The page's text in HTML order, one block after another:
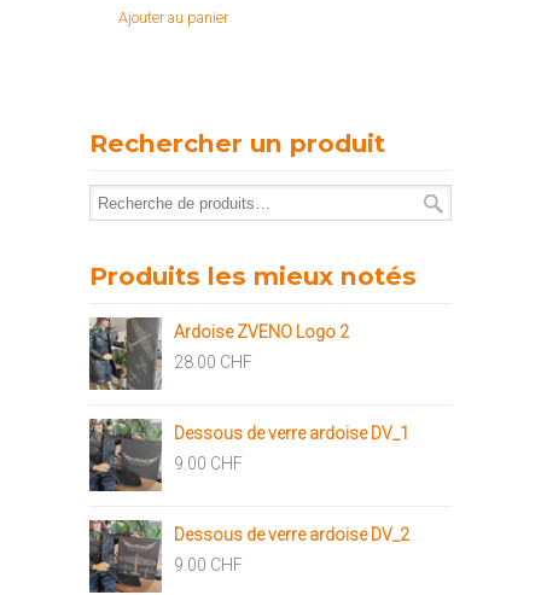
Ajouter au panier
Rechercher un produit
Produits les mieux notés
Ardoise ZVENO Logo 2
28.00 CHF
Dessous de verre ardoise DV_1
9.00 CHF
Dessous de verre ardoise DV_2
9.00 CHF